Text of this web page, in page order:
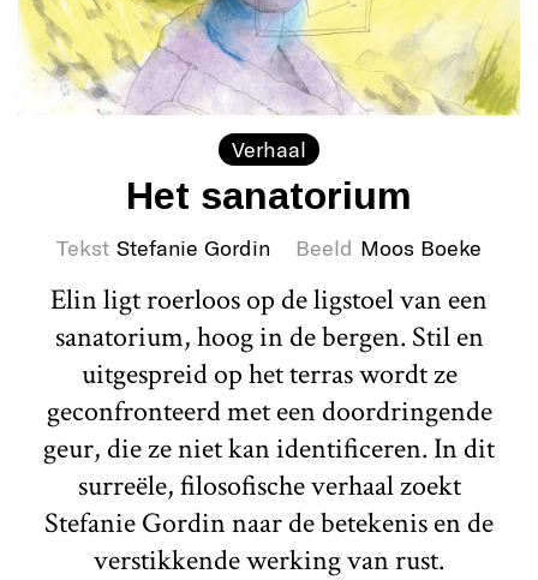
Verhaal
Het sanatorium
Tekst Stefanie Gordin Beeld Moos Boeke
Elin ligt roerloos op de ligstoel van een
sanatorium, hoog in de bergen. Stil en
uitgespreid op het terras wordt ze
geconfronteerd met een doordringende
geur, die ze niet kan identificeren. In dit
surreële, filosofische verhaal zoekt
Stefanie Gordin naar de betekenis en de
verstikkende werking van rust.